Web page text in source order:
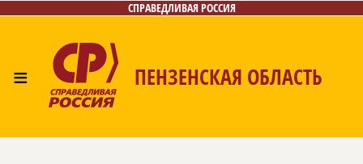
СПРАВЕДЛИВАЯ РОССИЯ
≡ ПЕНЗЕНСКАЯ ОБЛАСТЬ